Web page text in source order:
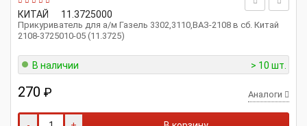
КИТАЙ 11.3725000
Прикуриватель для а/м Газель 3302,3110,ВАЗ-2108 в сб. Китай
2108-3725010-05 (11.3725)
В наличии > 10 шт.
270 ₽ Аналоги